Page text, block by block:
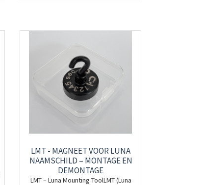
LMT - MAGNEET VOOR LUNA
NAAMSCHILD – MONTAGE EN
DEMONTAGE
LMT – Luna Mounting ToolLMT (Luna